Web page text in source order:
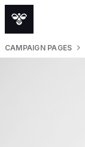
CAMPAIGN PAGES